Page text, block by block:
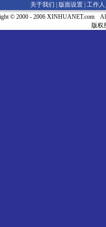
关于我们 | 版面设置 工作人
© 2000 - 2006 XINHUANET.com
版权